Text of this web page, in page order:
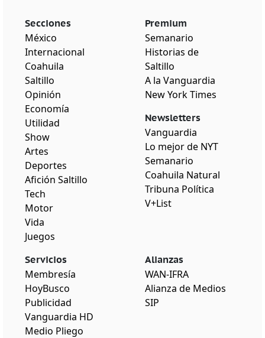
Secciones
México
Internacional
Coahuila
Saltillo
Opinión
Economía
Utilidad
Show
Artes
Deportes
Afición Saltillo
Tech
Motor
Vida
Juegos
Premium
Semanario
Historias de
Saltillo
A la Vanguardia
New York Times
Newsletters
Vanguardia
Lo mejor de NYT
Semanario
Coahuila Natural
Tribuna Política
V+List
Servicios
Membresía
HoyBusco
Publicidad
Vanguardia HD
Medio Pliego
Alianzas
WAN-IFRA
Alianza de Medios
SIP